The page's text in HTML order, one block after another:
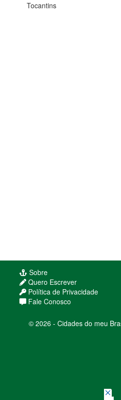
Tocantins
Sobre
Quero Escrever
Política de Privacidade
Fale Conosco
© 2026 - Cidades do meu